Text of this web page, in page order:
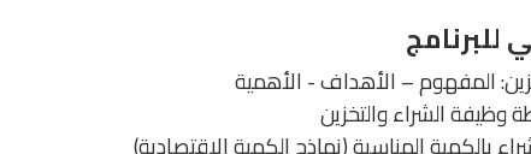
للبرنامج
المفهوم – الأهداف - الأهمية
الشراء والتخزين